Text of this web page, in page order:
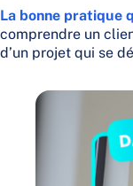
La bonne pratique
comprendre un
d’un projet qui se